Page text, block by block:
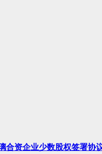
合资企业少数股权签署协